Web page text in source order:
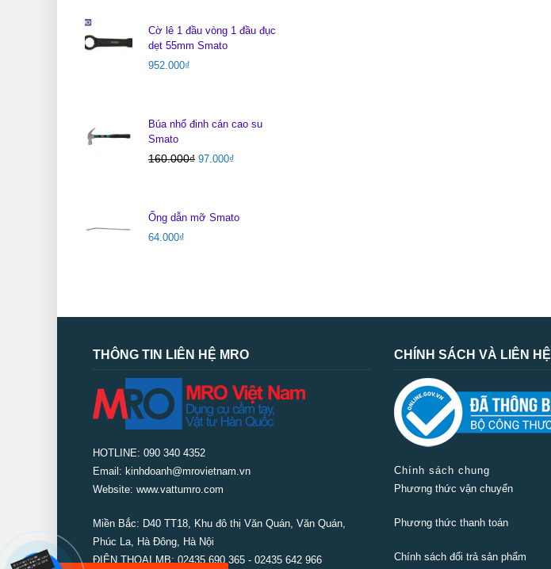
Cờ lê 1 đầu vòng 1 đầu đục
dẹt 55mm Smato
952.000₫
Búa nhổ đinh cán cao su
Smato
160.000₫ 97.000₫
Ống dẫn mỡ Smato
64.000₫
THÔNG TIN LIÊN HỆ MRO
HOTLINE: 090 340 4352
Email: kinhdoanh@mrovietnam.vn
Website: www.vattumro.com
Miền Bắc: D40 TT18, Khu đô thị Văn Quán, Văn Quán,
Phúc La, Hà Đông, Hà Nội
ĐIỆN THOẠI MB: 02435 690 365 - 02435 642 966
CHÍNH SÁCH VÀ LIÊN HỆ
Chính sách chung
Phương thức vận chuyển
Phương thức thanh toán
Chính sách đổi trả sản phẩm